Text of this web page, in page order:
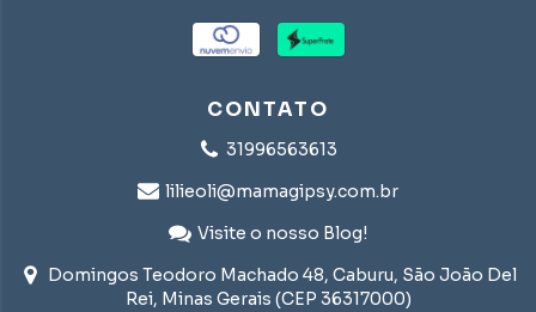
CONTATO
31996563613
lilieoli@mamagipsy.com.br
Visite o nosso Blog!
Domingos Teodoro Machado 48, Caburu, São João Del
Rei, Minas Gerais (CEP 36317000)